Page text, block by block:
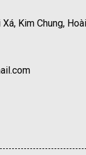
Xá, Kim Chung,